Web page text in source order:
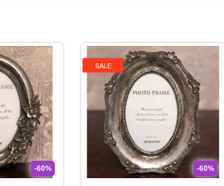
-60%
SALE
-60%